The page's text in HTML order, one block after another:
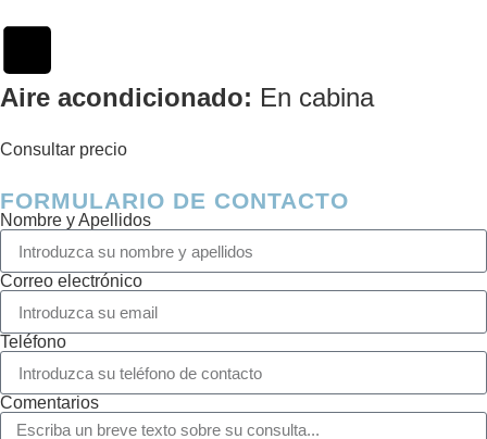
Aire acondicionado: En cabina
Consultar precio
FORMULARIO DE CONTACTO
Nombre y Apellidos
Correo electrónico
Teléfono
Comentarios